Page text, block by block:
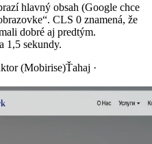
hlavný obsah (Google chce
CLS 0 znamená, že
dobré aj predtým.
1,5 sekundy.
(Mobirise)Ťahaj ·